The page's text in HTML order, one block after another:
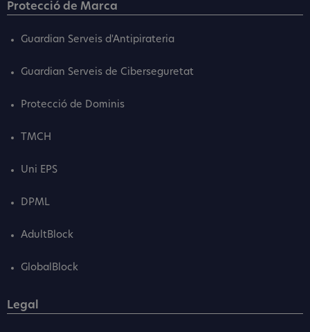
Protecció de Marca
Guardian Serveis d'Antipirateria
Guardian Serveis de Ciberseguretat
Protecció de Dominis
TMCH
Uni EPS
DPML
AdultBlock
GlobalBlock
Legal